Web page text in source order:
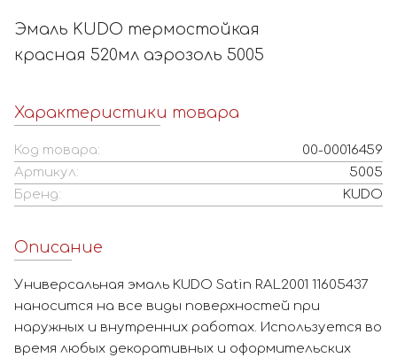
Эмаль KUDO термостойкая
красная 520мл аэрозоль 5005
Характеристики товара
Код товара:
00-00016459
Артикул:
5005
Бренд:
KUDO
Описание
Универсальная эмаль KUDO Satin RAL2001 11605437
наносится на все виды поверхностей при
наружных и внутренних работах. Используется во
время любых декоративных и оформительских